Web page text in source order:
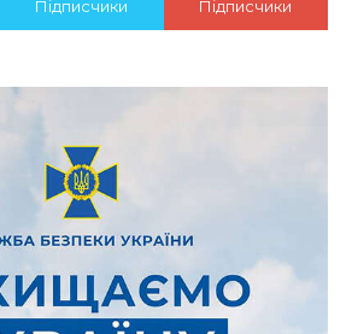
Підписчики Підписчики